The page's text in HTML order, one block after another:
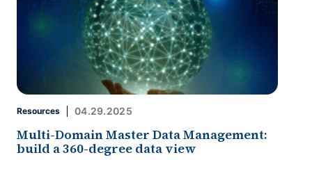
Resources 04.29.2025
Multi-Domain Master Data Management:
build a 360-degree data view